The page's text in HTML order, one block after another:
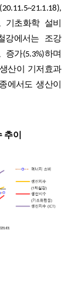
기초화학 설비
강에서는 조강
가(5.3%)하며
산이 기저효과
에서도 생산이
이